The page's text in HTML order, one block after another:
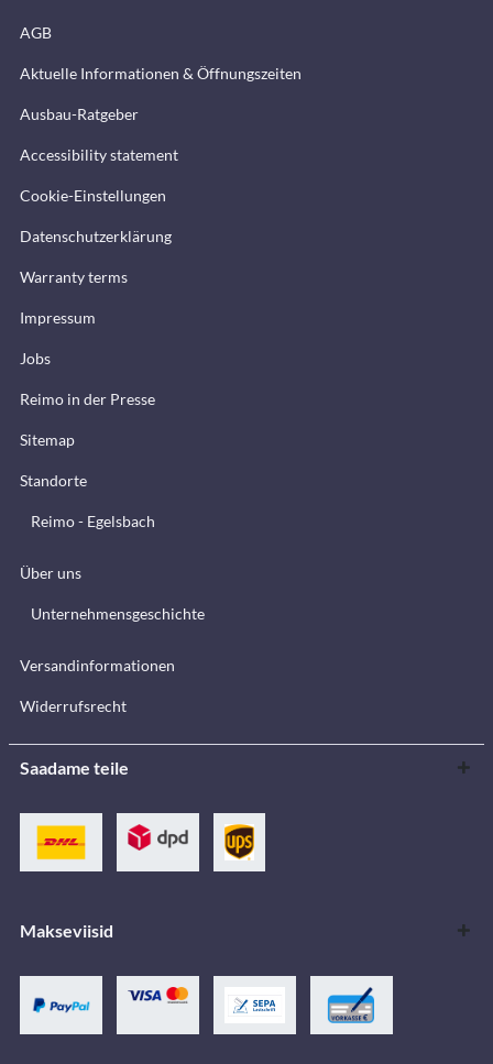
AGB
Aktuelle Informationen & Öffnungszeiten
Ausbau-Ratgeber
Accessibility statement
Cookie-Einstellungen
Datenschutzerklärung
Warranty terms
Impressum
Jobs
Reimo in der Presse
Sitemap
Standorte
Reimo - Egelsbach
Über uns
Unternehmensgeschichte
Versandinformationen
Widerrufsrecht
Saadame teile
Makseviisid